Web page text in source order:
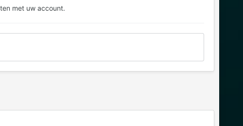
met uw account.